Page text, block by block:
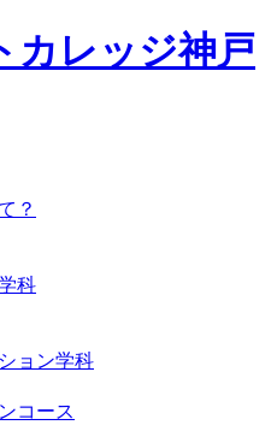
カレッジ神戸
？
科
ョン学科
コース